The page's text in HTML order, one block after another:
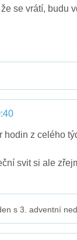
se vrátí, budu
hodin z celého
svit si ale
s 3. adventní